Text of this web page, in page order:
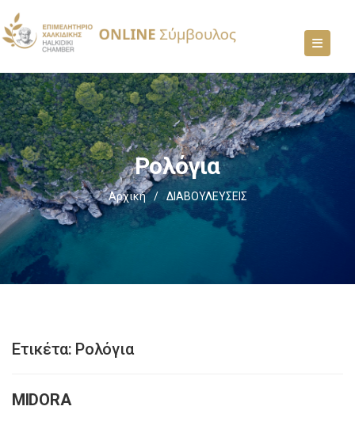
Ρολόγια
Αρχική / ΔΙΑΒΟΥΛΕΥΣΕΙΣ
Ετικέτα: Ρολόγια
MIDORA